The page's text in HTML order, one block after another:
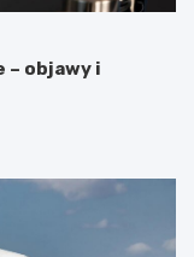
– objawy i